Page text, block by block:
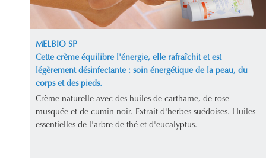
MELBIO SP
Cette crème équilibre l'énergie, elle rafraîchit et est
légèrement désinfectante : soin énergétique de la peau, du
corps et des pieds.
Crème naturelle avec des huiles de carthame, de rose
musquée et de cumin noir. Extrait d'herbes suédoises. Huiles
essentielles de l'arbre de thé et d'eucalyptus.